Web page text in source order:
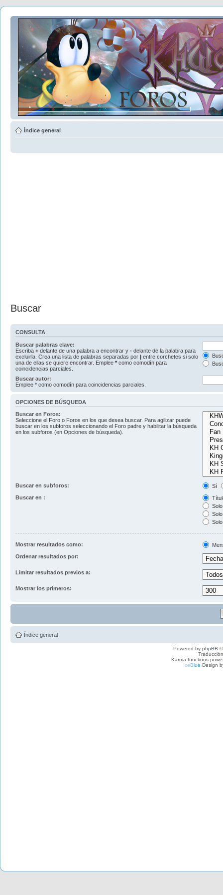
Índice general
Buscar
CONSULTA
Buscar palabras clave:
Escriba + delante de una palabra a encontrar y - delante de la palabra para
excluirla. Crea una lista de palabras separadas por | entre corchetes si solo
una de ellas se quiere encontrar. Emplee * como comodín para
coincidencias parciales.
Buscar autor:
Emplee * como comodín para coincidencias parciales.
OPCIONES DE BÚSQUEDA
Buscar en Foros:
Seleccione el Foro o Foros en los que desea buscar. Para agilizar puede
buscar en los subforos seleccionando el Foro padre y habilitar la búsqueda
en los subforos (en Opciones de búsqueda).
Buscar en subforos:
Sí
Buscar en :
Mostrar resultados como:
Ordenar resultados por:
Limitar resultados previos a:
Mostrar los primeros:
Índice general
Powered by phpBB
Karma functions
IceBlue Design